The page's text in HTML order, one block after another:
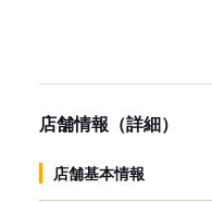
店舗情報（詳細）
店舗基本情報